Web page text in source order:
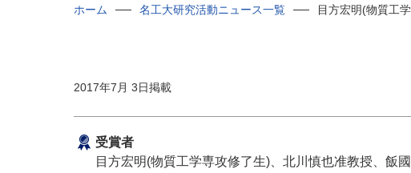
ホーム 名工大研究活動ニュース一覧 目方宏明(物質工
2017年7月 3日掲載
受賞者
目方宏明(物質工学専攻修了生)、北川慎也准教授、飯